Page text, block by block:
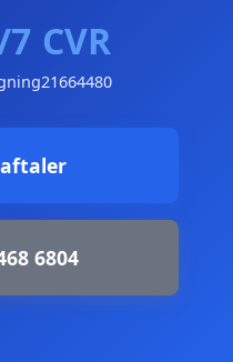
7 CVR
21664480
6804